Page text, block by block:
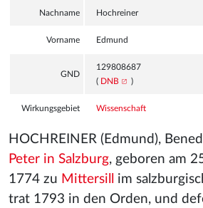
Nachname Hochreiner
Vorname Edmund
GND
129808687
( DNB )
Wirkungsgebiet Wissenschaft
HOCHREINER (Edmund),
Peter in Salzburg, geboren am
1774 zu Mittersill
im
trat 1793 in den Orden, und